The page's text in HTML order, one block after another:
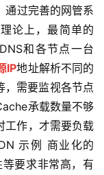
通过完善的网管系
论上，最简单的
和各节点一台
IP地址解析不同的
，需要监视各节点
承载数量不够
工作，才需要负载
示例 商业化的
要求非常高，有